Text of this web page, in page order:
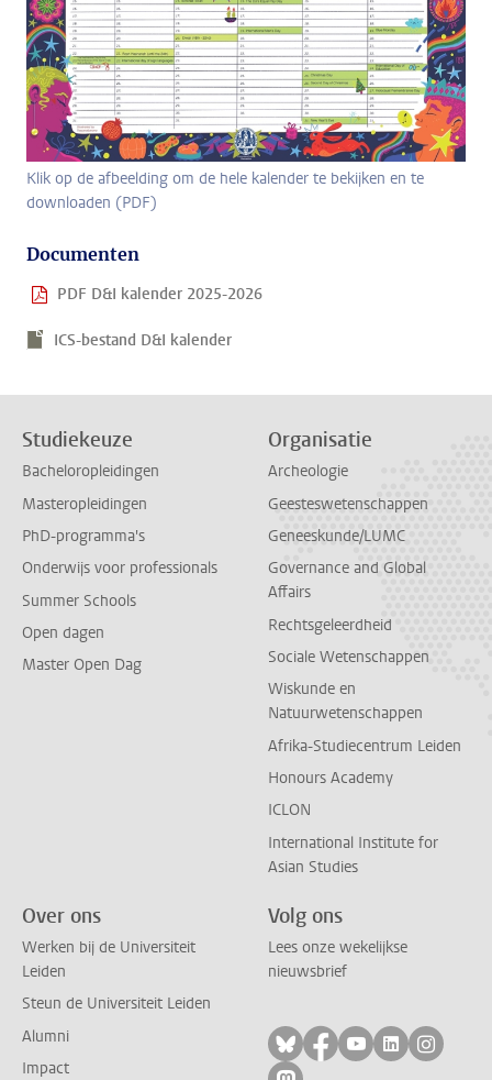
Klik op de afbeelding om de hele kalender te bekijken en te
downloaden (PDF)
Documenten
PDF D&I kalender 2025-2026
ICS-bestand D&I kalender
Studiekeuze
Bacheloropleidingen
Masteropleidingen
PhD-programma's
Onderwijs voor professionals
Summer Schools
Open dagen
Master Open Dag
Organisatie
Archeologie
Geesteswetenschappen
Geneeskunde/LUMC
Governance and Global
Affairs
Rechtsgeleerdheid
Sociale Wetenschappen
Wiskunde en
Natuurwetenschappen
Afrika-Studiecentrum Leiden
Honours Academy
ICLON
International Institute for
Asian Studies
Over ons
Werken bij de Universiteit
Leiden
Steun de Universiteit Leiden
Alumni
Impact
Volg ons
Lees onze wekelijkse
nieuwsbrief
Volg ons op bluesky
Volg ons op
Volg ons op
Volg ons
Volg